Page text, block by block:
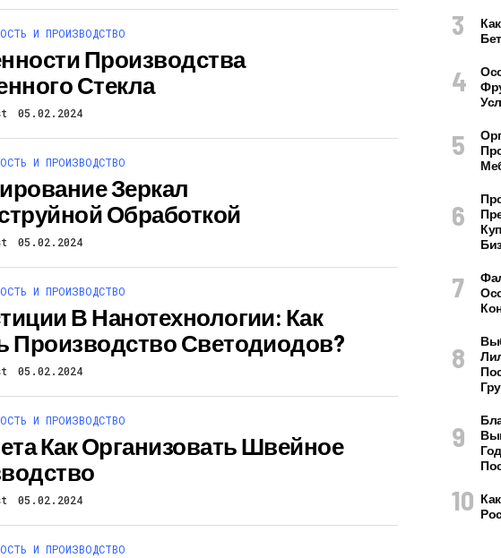
И ПРОИЗВОДСТВО
Производства
Стекла
05.02.2024
И ПРОИЗВОДСТВО
Зеркал
Обработкой
05.02.2024
И ПРОИЗВОДСТВО
В Нанотехнологии: Как
Производство Светодиодов?
05.02.2024
И ПРОИЗВОДСТВО
Как Организовать Швейное
05.02.2024
И ПРОИЗВОДСТВО